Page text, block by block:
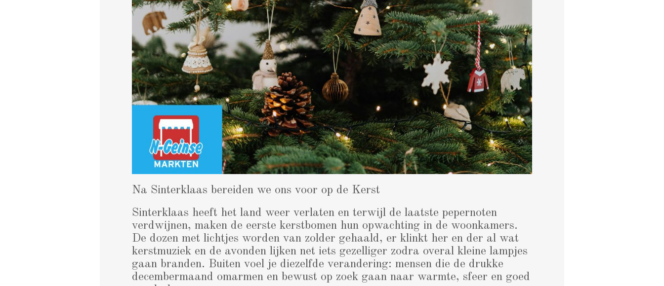
Na Sinterklaas bereiden we ons voor op de Kerst
Sinterklaas heeft het land weer verlaten en terwijl de laatste pepernoten
verdwijnen, maken de eerste kerstbomen hun opwachting in de woonkamers.
De dozen met lichtjes worden van zolder gehaald, er klinkt her en der al wat
kerstmuziek en de avonden lijken net iets gezelliger zodra overal kleine lampjes
gaan branden. Buiten voel je diezelfde verandering: mensen die de drukke
decembermaand omarmen en bewust op zoek gaan naar warmte, sfeer en goed